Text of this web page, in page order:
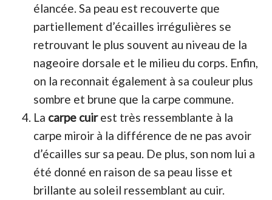
élancée. Sa peau est recouverte que
partiellement d’écailles irrégulières se
retrouvant le plus souvent au niveau de la
nageoire dorsale et le milieu du corps. Enfin,
on la reconnait également à sa couleur plus
sombre et brune que la carpe commune.
La carpe cuirest très ressemblante à la
carpe miroir à la différence de ne pas avoir
d’écailles sur sa peau. De plus, son nom lui a
été donné en raison de sa peau lisse et
brillante au soleil ressemblant au cuir.